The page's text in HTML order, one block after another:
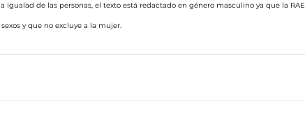
de las personas, el texto está redactado en género masculino ya que la RAE
y que no excluye a la mujer.